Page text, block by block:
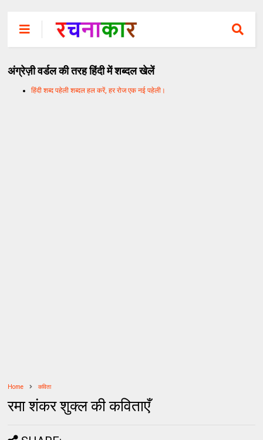
अंग्रेज़ी वर्डल की तरह हिंदी में शब्दल खेलें
हिंदी शब्द पहेली शब्दल हल करें, हर रोज एक नई पहेली।
Home कविता
रमा शंकर शुक्ल की कविताएँ